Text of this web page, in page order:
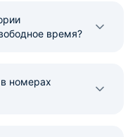
время?
номерах